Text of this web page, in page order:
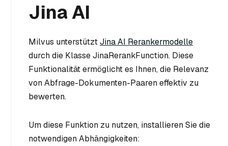
Jina AI
Milvus unterstütztJina AI Rerankermodelle
durch die Klasse JinaRerankFunction. Diese
Funktionalität ermöglicht es Ihnen, die Relevanz
von Abfrage-Dokumenten-Paaren effektiv zu
bewerten.
Um diese Funktion zu nutzen, installieren Sie die
notwendigen Abhängigkeiten: